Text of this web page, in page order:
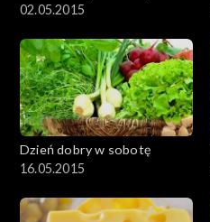
02.05.2015
Dzień dobry w sobotę
16.05.2015